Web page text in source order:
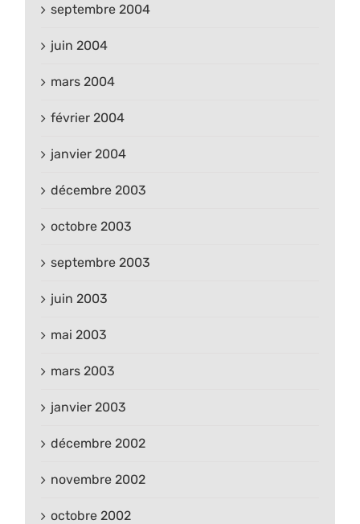
septembre 2004
juin 2004
mars 2004
février 2004
janvier 2004
décembre 2003
octobre 2003
septembre 2003
juin 2003
mai 2003
mars 2003
janvier 2003
décembre 2002
novembre 2002
octobre 2002